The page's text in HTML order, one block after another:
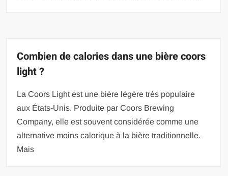
Combien de calories dans une bière coors
light ?
La Coors Light est une bière légère très populaire
aux États-Unis. Produite par Coors Brewing
Company, elle est souvent considérée comme une
alternative moins calorique à la bière traditionnelle.
Mais